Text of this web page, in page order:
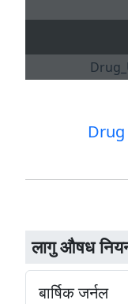
लागु औषध
बार्षिक जर्नल
Drug